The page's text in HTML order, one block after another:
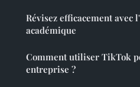
Révisez efficacement avec
académique
Comment utiliser TikTok
entreprise ?